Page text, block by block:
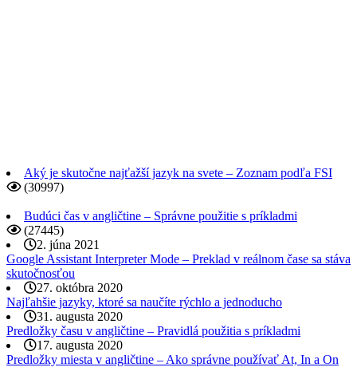
Aký je skutočne najťažší jazyk na svete – Zoznam podľa FSI
(30997)
Budúci čas v angličtine – Správne použitie s príkladmi
(27445)
2. júna 2021
Google Assistant Interpreter Mode – Preklad v reálnom čase sa stáva
skutočnosťou
27. októbra 2020
Najľahšie jazyky, ktoré sa naučíte rýchlo a jednoducho
31. augusta 2020
Predložky času v angličtine – Pravidlá použitia s príkladmi
17. augusta 2020
Predložky miesta v angličtine – Ako správne používať At, In a On